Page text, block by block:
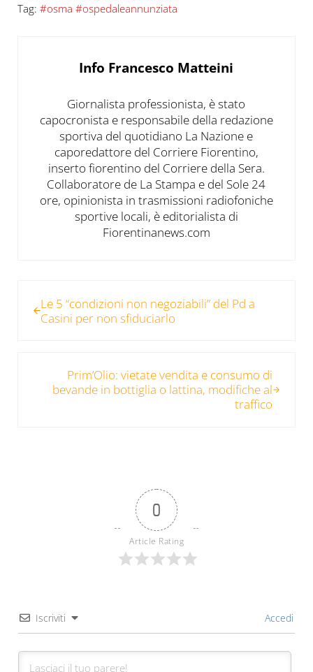
Tag: #osma #ospedaleannunziata
Info Francesco Matteini
Giornalista professionista, è stato
capocronista e responsabile della redazione
sportiva del quotidiano La Nazione e
caporedattore del Corriere Fiorentino,
inserto fiorentino del Corriere della Sera.
Collaboratore de La Stampa e del Sole 24
ore, opinionista in trasmissioni radiofoniche
sportive locali, è editorialista di
Fiorentinanews.com
Le 5 “condizioni non negoziabili” del Pd a
Casini per non sfiduciarlo
Prim’Olio: vietate vendita e consumo di
bevande in bottiglia o lattina, modifiche al
traffico
0
Article Rating
Iscriviti Accedi